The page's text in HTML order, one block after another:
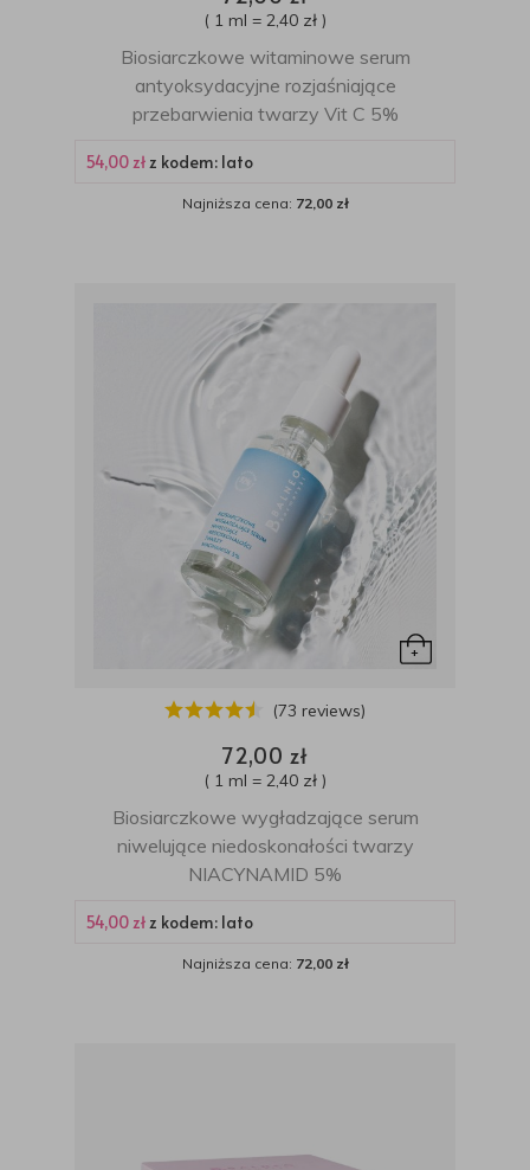
( 1 ml = 2,40 zł )
Biosiarczkowe witaminowe serum
antyoksydacyjne rozjaśniające
przebarwienia twarzy Vit C 5%
54,00 złz kodem: lato
Najniższa cena: 72,00 zł
(73 reviews)
72,00 zł
( 1 ml = 2,40 zł )
Biosiarczkowe wygładzające serum
niwelujące niedoskonałości twarzy
NIACYNAMID 5%
54,00 złz kodem: lato
Najniższa cena: 72,00 zł